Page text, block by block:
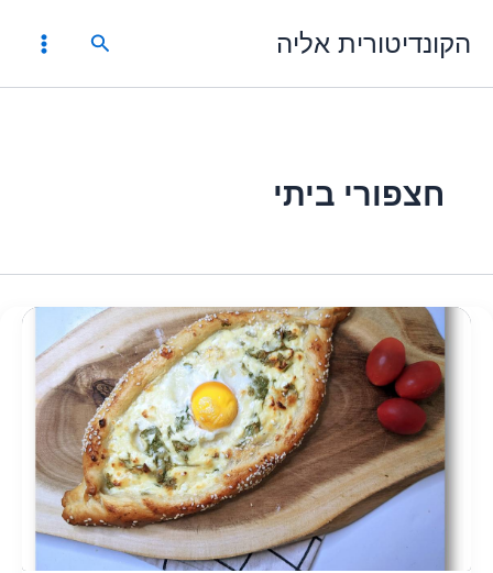
לתוכןהקונדיטורית אליה חיפוש
חצפורי ביתי